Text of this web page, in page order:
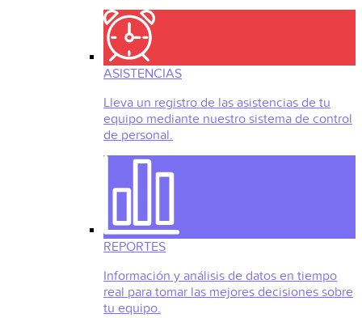
ASISTENCIAS
Lleva un registro de las asistencias de tu
equipo mediante nuestro sistema de control
de personal.
REPORTES
Información y análisis de datos en tiempo
real para tomar las mejores decisiones sobre
tu equipo.